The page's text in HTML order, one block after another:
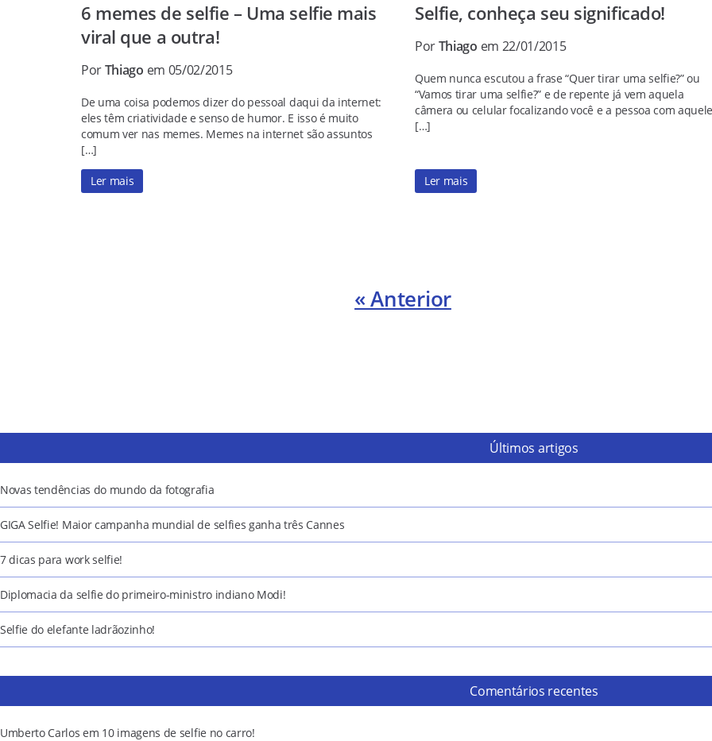
6 memes de selfie – Uma selfie mais
viral que a outra!
PorThiago em 05/02/2015
De uma coisa podemos dizer do pessoal daqui da internet:
eles têm criatividade e senso de humor. E isso é muito
comum ver nas memes. Memes na internet são assuntos
[…]
Ler mais
Selfie, conheça seu significado!
PorThiago em 22/01/2015
Quem nunca escutou a frase “Quer tirar uma selfie?” ou
“Vamos tirar uma selfie?” e de repente já vem aquela
câmera ou celular focalizando você e a pessoa com
[…]
Ler mais
« Anterior
Últimos artigos
Novas tendências do mundo da fotografia
GIGA Selfie! Maior campanha mundial de selfies ganha três Cannes
7 dicas para work selfie!
Diplomacia da selfie do primeiro-ministro indiano Modi!
Selfie do elefante ladrãozinho!
Comentários recentes
Umberto Carlos em 10 imagens de selfie no carro!